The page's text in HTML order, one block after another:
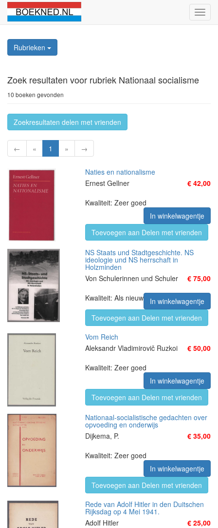
Rubrieken
Zoek resultaten voor rubriek Nationaal socialisme
10 boeken gevonden
Zoekresultaten delen met vrienden
← « 1 » →
Naties en nationalisme
Ernest Gellner
€ 42,00
Kwaliteit: Zeer goed
In winkelwagentje
Toevoegen aan Delen met vrienden
NS Staats und Stadtgeschichte. NS
ideologie und NS herrschaft in
Holzminden
Von Schulerinnen und Schuler
€ 75,00
Kwaliteit: Als nieuw
In winkelwagentje
Toevoegen aan Delen met vrienden
Vom Reich
Aleksandr Vladimirovič Ruzkoi
€ 50,00
Kwaliteit: Zeer goed
In winkelwagentje
Toevoegen aan Delen met vrienden
Nationaal-socialistische gedachten over
opvoeding en onderwijs
Dijkema, P.
€ 35,00
Kwaliteit: Zeer goed
In winkelwagentje
Toevoegen aan Delen met vrienden
Rede van Adolf Hitler in den Duitschen
Rijksdag op 4 Mei 1941.
Adolf Hitler
€ 25,00